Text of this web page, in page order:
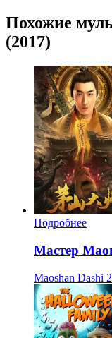
Похожие
(2017)
Подробнее
Мастер
Maoshan Dashi